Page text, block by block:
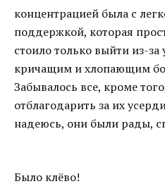
концентрацией была с
поддержкой, которая
стоило только выйти из-за
кричащим и хлопающим
Забывалось все, кроме
отблагодарить за их
надеюсь, они были рады,
Было клёво!